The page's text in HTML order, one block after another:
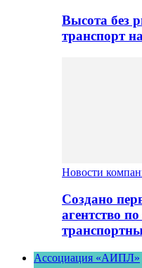
Высота без
транспорт
Новости
Создано
агентство
Ассоциация «АИПЛ»